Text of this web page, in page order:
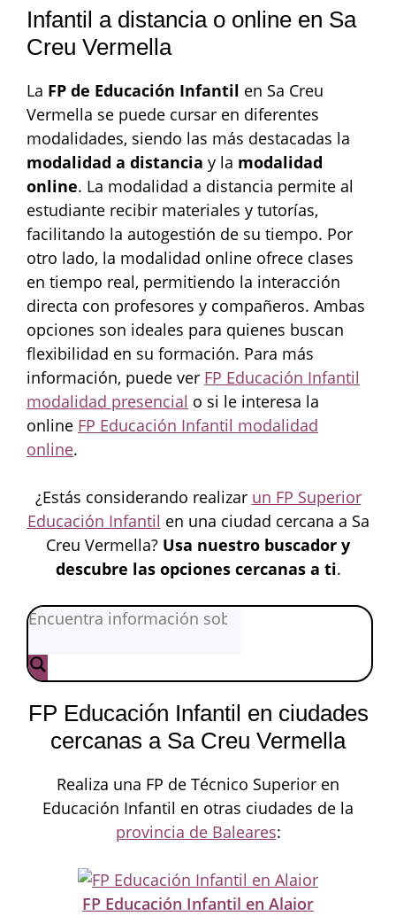
Infantil a distancia o online en Sa
Creu Vermella
La FP de Educación Infantil en Sa Creu
Vermella se puede cursar en diferentes
modalidades, siendo las más destacadas la
modalidad a distancia y la modalidad
online. La modalidad a distancia permite al
estudiante recibir materiales y tutorías,
facilitando la autogestión de su tiempo. Por
otro lado, la modalidad online ofrece clases
en tiempo real, permitiendo la interacción
directa con profesores y compañeros. Ambas
opciones son ideales para quienes buscan
flexibilidad en su formación. Para más
información, puede ver FP Educación Infantil
modalidad presencial o si le interesa la
online FP Educación Infantil modalidad
online.
¿Estás considerando realizar un FP Superior
Educación Infantil en una ciudad cercana a Sa
Creu Vermella? Usa nuestro buscador y
descubre las opciones cercanas a ti.
FP Educación Infantil en ciudades
cercanas a Sa Creu Vermella
Realiza una FP de Técnico Superior en
Educación Infantil en otras ciudades de la
provincia de Baleares:
FP Educación Infantil en Alaior